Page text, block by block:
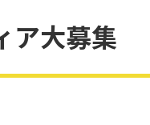
ア大募集